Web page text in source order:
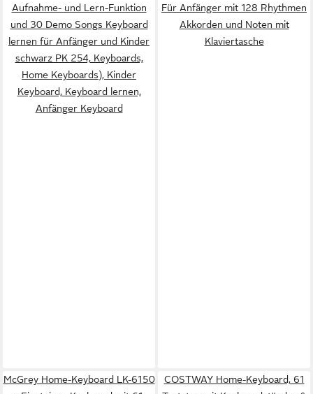
Aufnahme- und Lern-Funktion
und 30 Demo Songs Keyboard
lernen für Anfänger und Kinder
schwarz PK 254, Keyboards,
Home Keyboards), Kinder
Keyboard, Keyboard lernen,
Anfänger Keyboard
Für Anfänger mit 128 Rhythmen
Akkorden und Noten mit
Klaviertasche
McGrey Home-Keyboard LK-6150
COSTWAY Home-Keyboard, 61